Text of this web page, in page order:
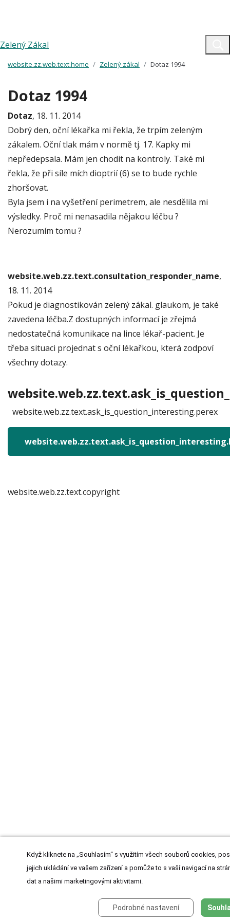
Zelený Zákal
website.zz.web.text.home Zelený zákal Dotaz 1994
Dotaz 1994
Dotaz, 18. 11. 2014
Dobrý den, oční lékařka mi řekla, že trpím zeleným
zákalem. Oční tlak mám v normě tj. 17. Kapky mi
nepředepsala. Mám jen chodit na kontroly. Také mi
řekla, že při síle mích dioptrií (6) se to bude rychle
zhoršovat.
Byla jsem i na vyšetření perimetrem, ale nesdělila mi
výsledky. Proč mi nenasadila nějakou léčbu ?
Nerozumím tomu ?
website.web.zz.text.consultation_responder_name,
18. 11. 2014
Pokud je diagnostikován zelený zákal. glaukom, je také
zavedena léčba.Z dostupných informací je zřejmá
nedostatečná komunikace na lince lékař-pacient. Je
třeba situaci projednat s oční lékařkou, která zodpoví
všechny dotazy.
website.web.zz.text.ask_is_question_interesting.perex
website.web.zz.text.copyright
Když kliknete na „Souhlasím“ s využitím všech souborů cookies,
jejich ukládání ve vašem zařízení a pomůže to s vaší navigací na
dat a našimi marketingovými aktivitami.
Podrobné nastavení